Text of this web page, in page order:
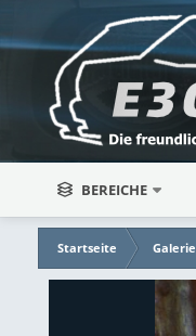
BEREICHE
Startseite Galerie